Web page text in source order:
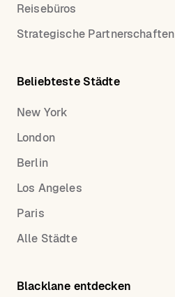
Reisebüros
Strategische Partnerschaften
Beliebteste Städte
New York
London
Berlin
Los Angeles
Paris
Alle Städte
Blacklane entdecken